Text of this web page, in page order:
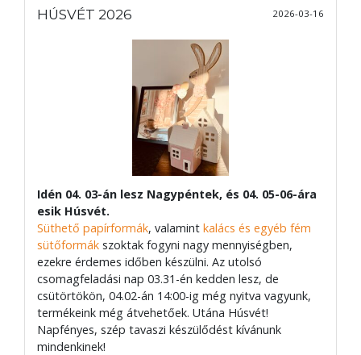
HÚSVÉT 2026 2026-03-16
Idén 04. 03-án lesz Nagypéntek, és 04. 05-06-ára
esik Húsvét.
Süthető papírformák, valamint kalács és egyéb fém
sütőformák szoktak fogyni nagy mennyiségben,
ezekre érdemes időben készülni. Az utolsó
csomagfeladási nap 03.31-én kedden lesz, de
csütörtökön, 04.02-án 14:00-ig még nyitva vagyunk,
termékeink még átvehetőek. Utána Húsvét!
Napfényes, szép tavaszi készülődést kívánunk
mindenkinek!